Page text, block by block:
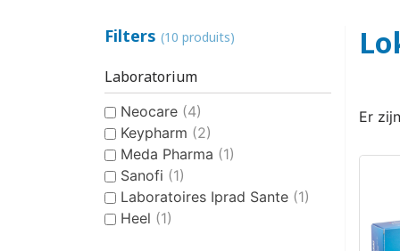
Filters (10 produits)
Laboratorium
Neocare (4)
Keypharm (2)
Meda Pharma (1)
Sanofi (1)
Laboratoires Iprad Sante (1)
Heel (1)
Er